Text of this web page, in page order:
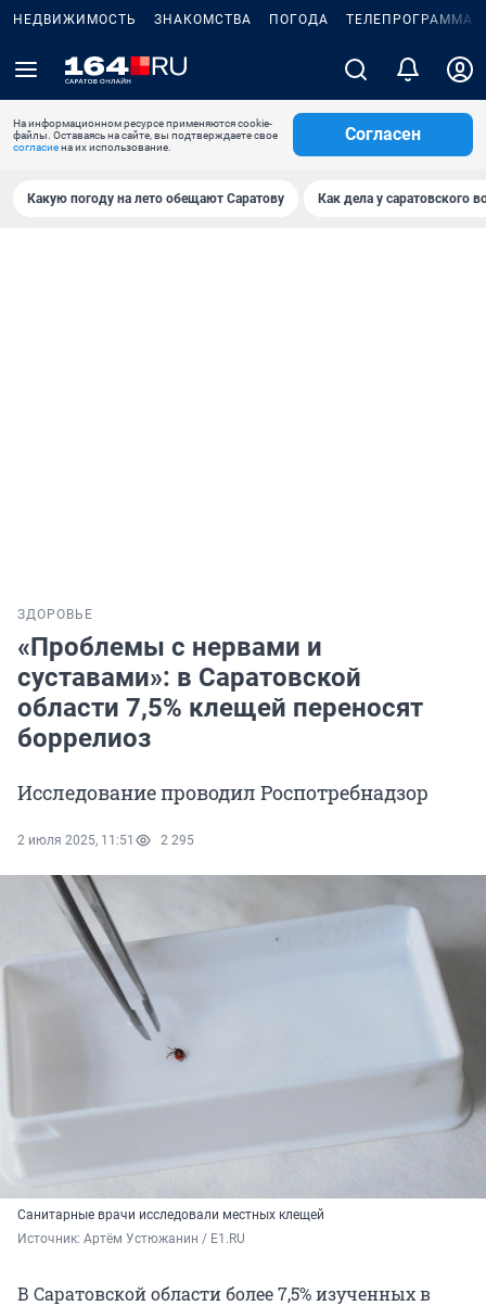
НЕДВИЖИМОСТЬ ЗНАКОМСТВА ПОГОДА ТЕЛЕПРОГРАММА
На информационном ресурсе применяются cookie-
файлы. Оставаясь на сайте, вы подтверждаете свое
согласиена их использование.
Согласен
Какую погоду на лето обещают Саратову Как дела у саратовского
ЗДОРОВЬЕ
«Проблемы с нервами и
суставами»: в Саратовской
области 7,5% клещей переносят
боррелиоз
Исследование проводил Роспотребнадзор
2 июля 2025, 11:51 2 295
Санитарные врачи исследовали местных клещей
Источник: Артём Устюжанин / E1.RU
В Саратовской области более 7,5% изученных в